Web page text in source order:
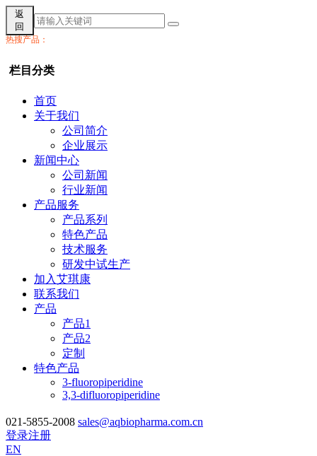
返
回
热搜产品：
栏目分类
首页
关于我们
公司简介
企业展示
新闻中心
公司新闻
行业新闻
产品服务
产品系列
特色产品
技术服务
研发中试生产
加入艾琪康
联系我们
产品
产品1
产品2
定制
特色产品
3-fluoropiperidine
3,3-difluoropiperidine
021-5855-2008 sales@aqbiopharma.com.cn
登录注册
EN